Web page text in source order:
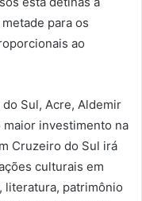
para os
ao
Sul, Acre, Aldemir
maior investimento na
Cruzeiro do Sul irá
culturais em
literatura, patrimônio